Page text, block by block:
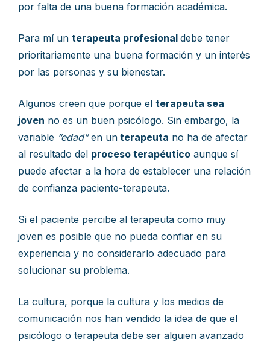
por falta de una buena formación académica.
Para mí un terapeuta profesional debe tener
prioritariamente una buena formación y un interés
por las personas y su bienestar.
Algunos creen que porque el terapeuta sea
joven no es un buen psicólogo. Sin embargo, la
variable “edad”en un terapeuta no ha de afectar
al resultado del proceso terapéutico aunque sí
puede afectar a la hora de establecer una relación
de confianza paciente-terapeuta.
Si el paciente percibe al terapeuta como muy
joven es posible que no pueda confiar en su
experiencia y no considerarlo adecuado para
solucionar su problema.
La cultura, porque la cultura y los medios de
comunicación nos han vendido la idea de que el
psicólogo o terapeuta debe ser alguien avanzado